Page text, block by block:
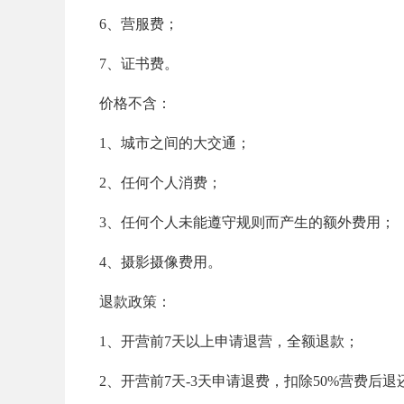
6、营服费；
7、证书费。
价格不含：
1、城市之间的大交通；
2、任何个人消费；
3、任何个人未能遵守规则而产生的额外费用；
4、摄影摄像费用。
退款政策：
1、开营前7天以上申请退营，全额退款；
2、开营前7天-3天申请退费，扣除50%营费后退